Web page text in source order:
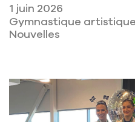
1 juin 2026
Gymnastique artistique
Nouvelles
Lire la suite